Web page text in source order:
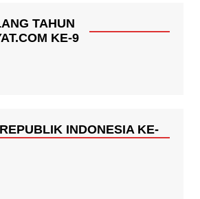
TAHUN
KE-9
INDONESIA KE-